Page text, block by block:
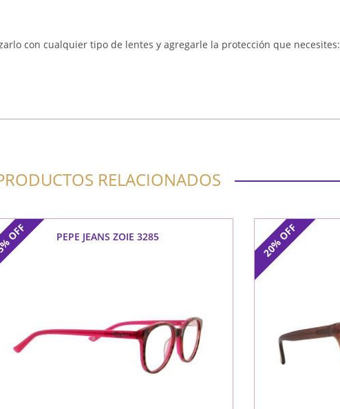
con cualquier tipo de lentes y agregarle la protección que necesites:
RELACIONADOS
OFF PEPE JEANS ZOIE 3285 20%
OFF